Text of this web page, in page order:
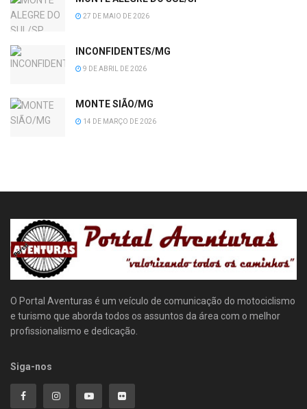
27 DE MAIO DE 2026
INCONFIDENTES/MG
9 DE ABRIL DE 2026
MONTE SIÃO/MG
14 DE MARÇO DE 2026
O Portal Aventuras é um veículo de comunicação do motociclismo
e turismo que aborda todos os assuntos da área com o melhor
profissionalismo e dedicação.
Siga-nos